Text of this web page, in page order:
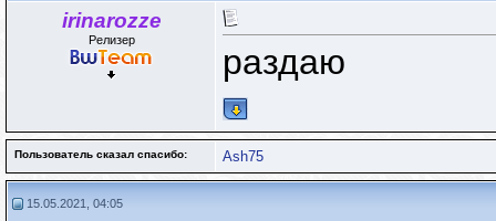
irinarozze
Релизер
раздаю
Пользователь сказал cпасибо: Ash75
15.05.2021, 04:05